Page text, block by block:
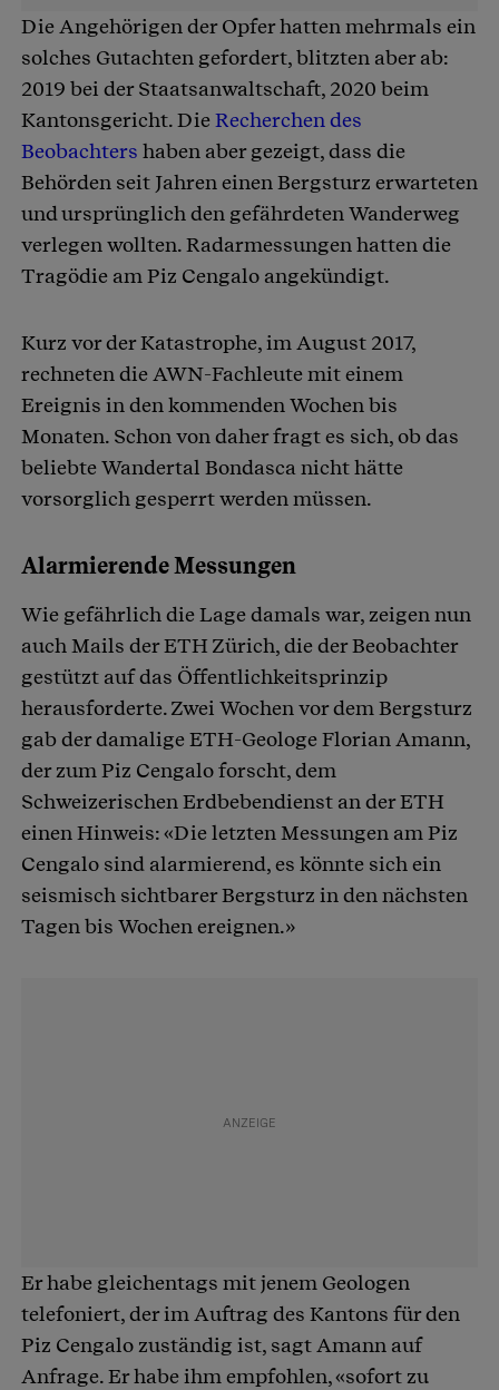
Die Angehörigen der Opfer hatten mehrmals ein
solches Gutachten gefordert, blitzten aber ab:
2019 bei der Staatsanwaltschaft, 2020 beim
Kantonsgericht. DieRecherchen des
Beobachters haben aber gezeigt, dass die
Behörden seit Jahren einen Bergsturz erwarteten
und ursprünglich den gefährdeten Wanderweg
verlegen wollten. Radarmessungen hatten die
Tragödie am Piz Cengalo angekündigt.
Kurz vor der Katastrophe, im August 2017,
rechneten die AWN-Fachleute mit einem
Ereignis in den kommenden Wochen bis
Monaten. Schon von daher fragt es sich, ob das
beliebte Wandertal Bondasca nicht hätte
vorsorglich gesperrt werden müssen.
Alarmierende Messungen
Wie gefährlich die Lage damals war, zeigen nun
auch Mails der ETH Zürich, die der Beobachter
gestützt auf das Öffentlichkeitsprinzip
herausforderte. Zwei Wochen vor dem Bergsturz
gab der damalige ETH-Geologe Florian Amann,
der zum Piz Cengalo forscht, dem
Schweizerischen Erdbebendienst an der ETH
einen Hinweis: «Die letzten Messungen am Piz
Cengalo sind alarmierend, es könnte sich ein
seismisch sichtbarer Bergsturz in den nächsten
Tagen bis Wochen ereignen.»
Er habe gleichentags mit jenem Geologen
telefoniert, der im Auftrag des Kantons für den
Piz Cengalo zuständig ist, sagt Amann auf
Anfrage. Er habe ihm empfohlen, «sofort zu